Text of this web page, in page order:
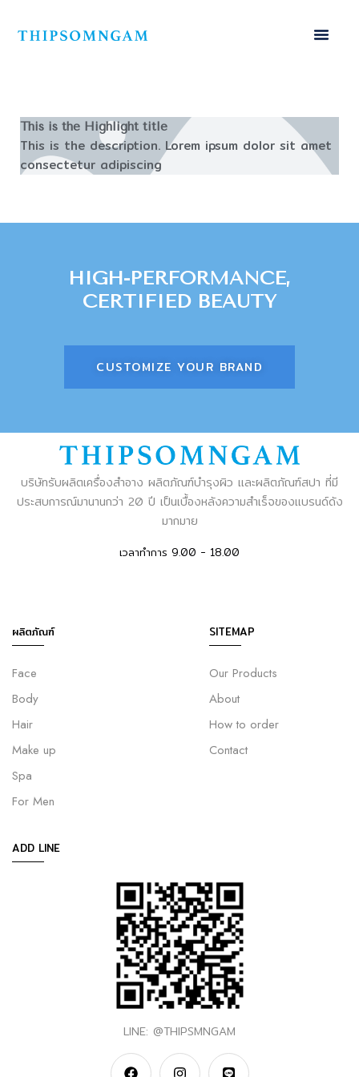
This is the Highlight title
This is the description. Lorem ipsum dolor sit amet
consectetur adipiscing
HIGH-PERFORMANCE,
CERTIFIED BEAUTY
CUSTOMIZE YOUR BRAND
บริษัทรับผลิตเครื่องสำอาง ผลิตภัณฑ์บำรุงผิว และผลิตภัณฑ์สปา ที่มี
ประสบการณ์มานานกว่า 20 ปี เป็นเบื้องหลังความสำเร็จของแบรนด์ดัง
มากมาย
เวลาทำการ 9.00 - 18.00
ผลิตภัณฑ์
Face
Body
Hair
Make up
Spa
For Men
SITEMAP
Our Products
About
How to order
Contact
ADD LINE
LINE: @THIPSMNGAM